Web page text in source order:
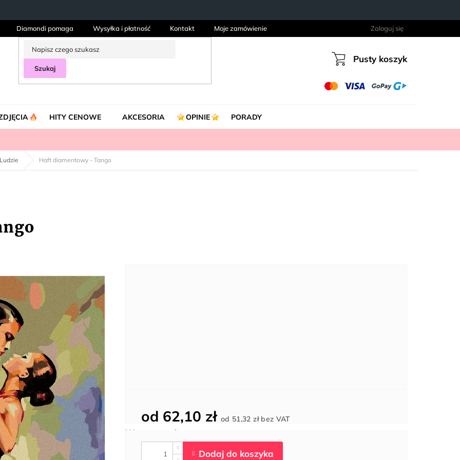
Diamondi pomaga Wysyłka i płatność Kontakt Moje zamówienie Zaloguj się
Szukaj Koszyk
Pusty koszyk
HITY CENOWE AKCESORIA OPINIE PORADY
Ludzie Haft diamentowy - Tango
od 62,10 zł od 51,32 złbez VAT